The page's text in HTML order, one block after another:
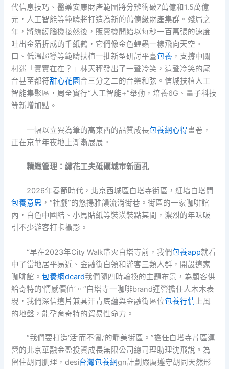
代信息技巧、醫藥安康財產範圍將分辨衝破7萬億和1.5萬億
元，人工智能等範疇將打造為新的萬億級財產集群。殘局之
年，將繚繞腦機接然後，販賣機開始以每秒一百萬張的速度
吐出金箔折成的千紙鶴，它們像金色蝗蟲一樣飛向天空。
口、低溫超導等範疇扶植一批新型研討平臺包養 ，支撐中關
村迷「實實在在？」林天秤發出了一聲冷笑，這聲冷笑的尾
音甚至都符甜心花園 合三分之二的音樂和弦。信城扶植人工
智能集聚區，周全實行“人工智能+”舉動，培養6G、量子科技
等新增加點。
一幅以立異為筆的高東西的品質成長包養網心得畫卷，
正在京華年夜地上漸漸展展。
精緻管理：繡花工夫砥礪城市新面孔
2026年春節時代，北京西城區白塔寺街區，紅墻白塔間
包養意思 ，“社戲”的悠揚雅韻流淌街巷。街區的一家咖啡館
內，白色中國結、小馬貼紙等裝潢裝點其間，濃烈的年味吸
引不少游客打卡攝影。
“早在2023年City Walk帶火白塔寺前，我們包養app就看
中了當地居平易近、金融街白領和游客三類人群，開設這家
咖啡館。包養網dcard我們隨四時輪換的主題布景，為顧客供
給奇特的‘情感價值’。”白塔寺一咖啡brand運營擔任人木木表
現，我們深信這片兼具汗青底蘊與金融街區位包養行情 上風
的地盤，能孕育奇特的貿易性命力。
“我們要打造‘活’而不‘亂’的靜美街區。”擔任白塔寺片區運
營的北京華融金盈投資成長無限公司總司理助理沈飛說。為
留住胡同肌理，desi台灣包養網gn計劃嚴厲遵守胡同天然形